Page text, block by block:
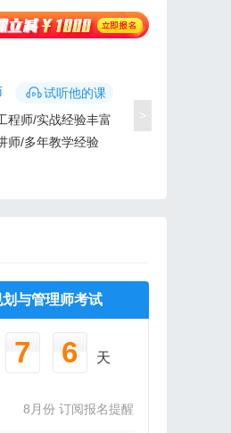
试听他的课
程师/实战经验丰富
师/多年教学经验
>
与管理师考试
7 6 天
8月份 订阅报名提醒